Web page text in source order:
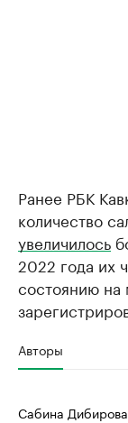
Ранее РБК
количество
увеличилось
2022 года их
состоянию на
Авторы
Сабина Дибирова